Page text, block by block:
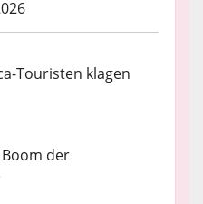
Touristen klagen
der